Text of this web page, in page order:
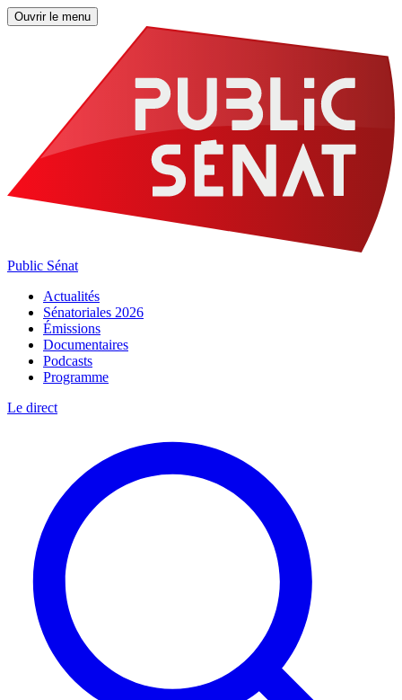
Ouvrir le menu
Public Sénat
Actualités
Sénatoriales 2026
Émissions
Documentaires
Podcasts
Programme
Le direct